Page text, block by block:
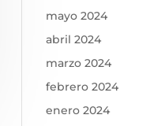
mayo 2024
abril 2024
marzo 2024
febrero 2024
enero 2024